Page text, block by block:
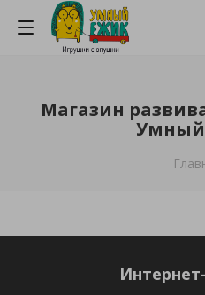
Магазин